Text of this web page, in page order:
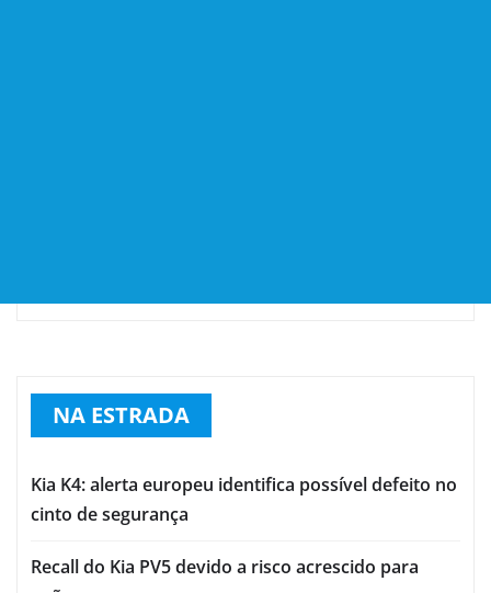
NA ESTRADA
Kia K4: alerta europeu identifica possível defeito no
cinto de segurança
Recall do Kia PV5 devido a risco acrescido para